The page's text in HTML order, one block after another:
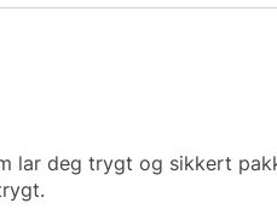
lar deg trygt og sikkert